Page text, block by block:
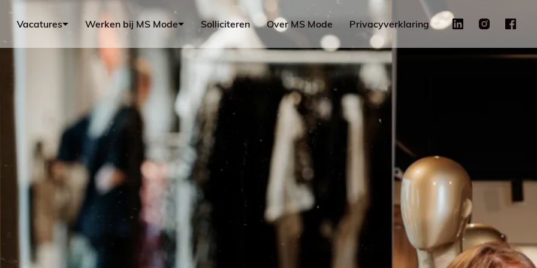
Vacatures Werken bij MS Mode Solliciteren Over MS Mode Privacyverklaring